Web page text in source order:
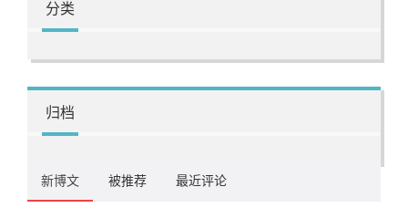
分类
归档
新博文 被推荐 最近评论